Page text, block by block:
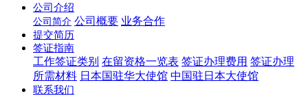
公司介绍
公司简介 公司概要 业务合作
提交简历
签证指南
工作签证类别 在留资格一览表 签证办理费用 签证办理
所需材料 日本国驻华大使馆 中国驻日本大使馆
联系我们